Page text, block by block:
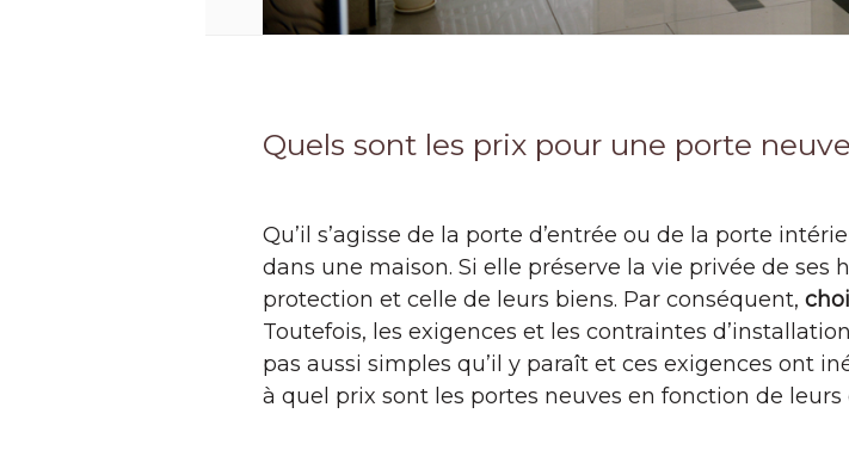
Quels sont les prix pour une porte
Qu’il s’agisse de la porte d’entrée ou de la porte
dans une maison. Si elle préserve la vie privée de
protection et celle de leurs biens. Par conséquent,
Toutefois, les exigences et les contraintes
pas aussi simples qu’il y paraît et ces exigences ont
à quel prix sont les portes neuves en fonction de leurs